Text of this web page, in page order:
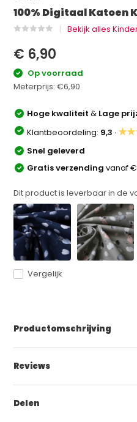
100% Digitaal Katoen
Bekijk alles
€ 6,90
Op voorraad
Meterprijs:€6,90
Hoge kwaliteit& Lage
Klantbeoordeling: 9,3 ·
Snel geleverd
Gratis verzendingvanaf
Dit product is leverbaar in de
Vergelijk
Productomschrijving
Reviews
Delen